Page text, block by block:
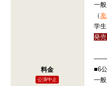
料金
公演中止
一
（
学
発売
■6
一